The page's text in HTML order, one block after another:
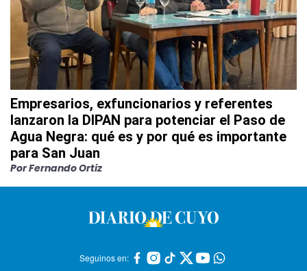
Empresarios, exfuncionarios y referentes
lanzaron la DIPAN para potenciar el Paso de
Agua Negra: qué es y por qué es importante
para San Juan
Por Fernando Ortiz
Seguinos en: